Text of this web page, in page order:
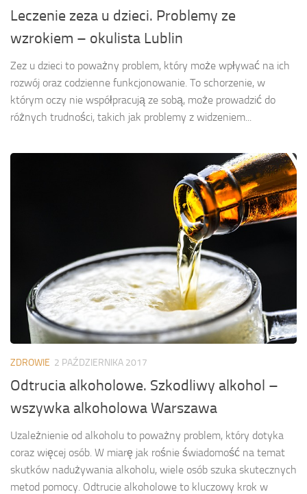
Leczenie zeza u dzieci. Problemy ze
wzrokiem – okulista Lublin
Zez u dzieci to poważny problem, który może wpływać na ich
rozwój oraz codzienne funkcjonowanie. To schorzenie, w
którym oczy nie współpracują ze sobą, może prowadzić do
różnych trudności, takich jak problemy z widzeniem...
ZDROWIE 2 PAŹDZIERNIKA 2017
Odtrucia alkoholowe. Szkodliwy alkohol –
wszywka alkoholowa Warszawa
Uzależnienie od alkoholu to poważny problem, który dotyka
coraz więcej osób. W miarę jak rośnie świadomość na temat
skutków nadużywania alkoholu, wiele osób szuka skutecznych
metod pomocy. Odtrucie alkoholowe to kluczowy krok w